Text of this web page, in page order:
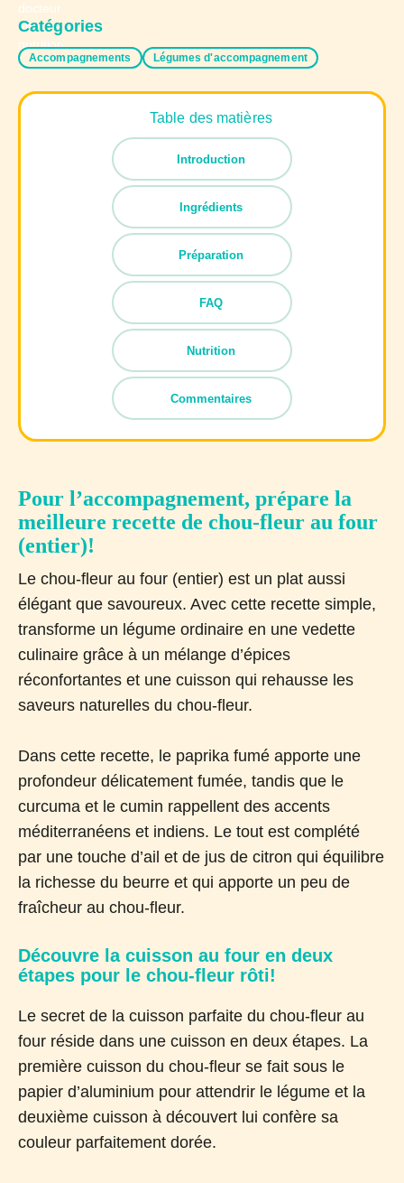
Catégories
Accompagnements Légumes d'accompagnement
Table des matières
Introduction
Ingrédients
Préparation
FAQ
Nutrition
Commentaires
Pour l’accompagnement, prépare la
meilleure recette de chou-fleur au four
(entier)!
Le chou-fleur au four (entier) est un plat aussi
élégant que savoureux. Avec cette recette simple,
transforme un légume ordinaire en une vedette
culinaire grâce à un mélange d’épices
réconfortantes et une cuisson qui rehausse les
saveurs naturelles du chou-fleur.
Dans cette recette, le paprika fumé apporte une
profondeur délicatement fumée, tandis que le
curcuma et le cumin rappellent des accents
méditerranéens et indiens. Le tout est complété
par une touche d’ail et de jus de citron qui équilibre
la richesse du beurre et qui apporte un peu de
fraîcheur au chou-fleur.
Découvre la cuisson au four en deux
étapes pour le chou-fleur rôti!
Le secret de la cuisson parfaite du chou-fleur au
four réside dans une cuisson en deux étapes. La
première cuisson du chou-fleur se fait sous le
papier d’aluminium pour attendrir le légume et la
deuxième cuisson à découvert lui confère sa
couleur parfaitement dorée.